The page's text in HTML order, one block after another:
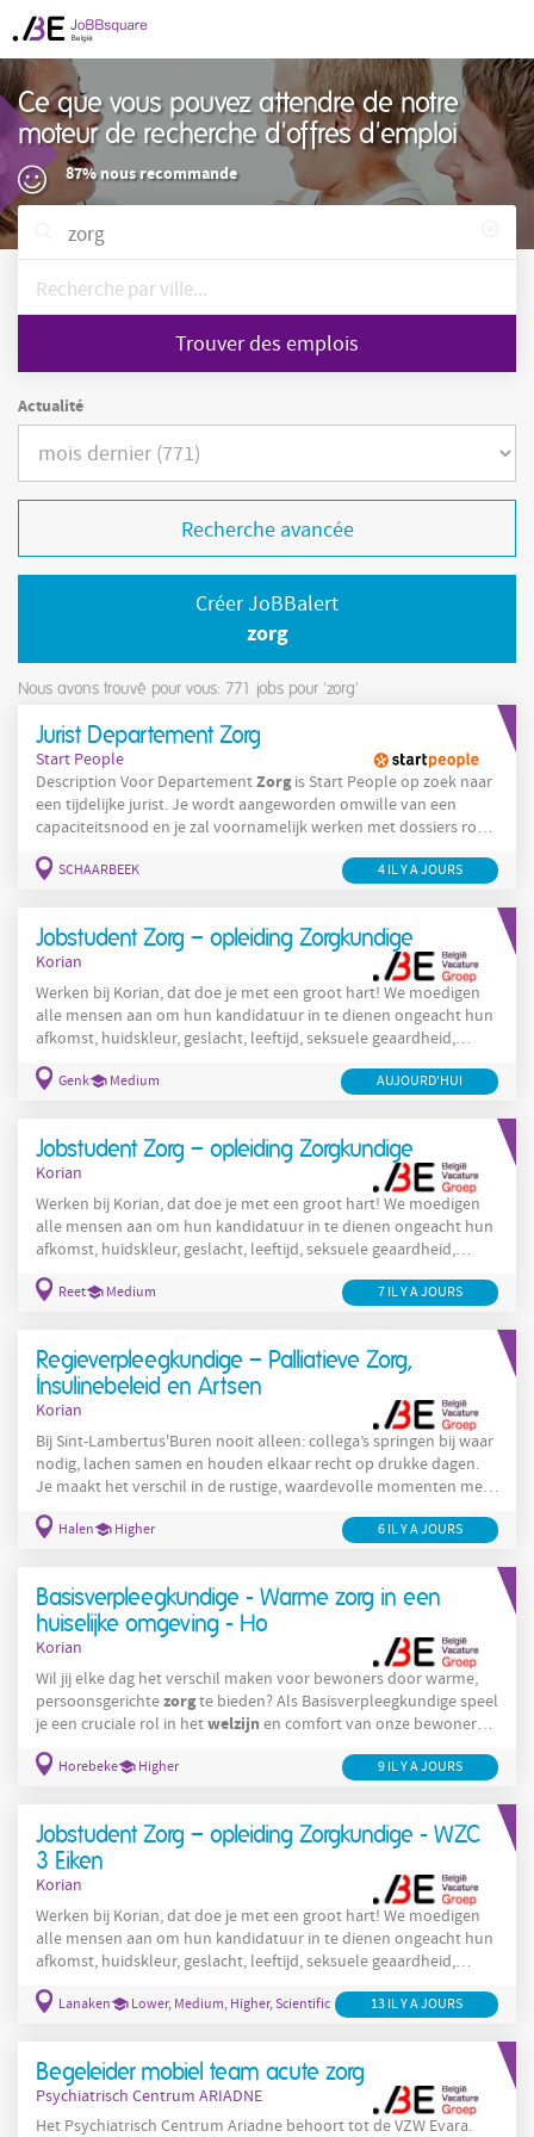
Ce que vous pouvez attendre de notre
moteur de recherche d'offres d'emploi
87% nous recommande
Trouver des emplois
Actualité
Recherche avancée
Créer JoBBalert
zorg
Nous avons trouvé pour vous: 771 jobs pour 'zorg'
Jurist Departement Zorg
Start People
Description Voor DepartementZorgis Start People op zoek naar
een tijdelijke jurist. Je wordt aangeworden omwille van een
capaciteitsnood en je zal voornamelijk werken met dossiers rond
De continue werking van de organisatie mee helpen verzekeren.
SCHAARBEEK 4 IL Y A JOURS
Jobstudent Zorg – opleiding Zorgkundige
Korian
Werken bij Korian, dat doe je met een groot hart! We moedigen
alle mensen aan om hun kandidatuur in te dienen ongeacht hun
afkomst, huidskleur, geslacht, leeftijd, seksuele geaardheid,
filosofische overtuiging, handicap, ... Indien je aangepaste
accommodatie nodig heeft, wat jouw handicap ook is, voor de
grootste zorgaanbieders in België in de
Genk Medium AUJOURD'HUI
Jobstudent Zorg – opleiding Zorgkundige
Korian
Werken bij Korian, dat doe je met een groot hart! We moedigen
alle mensen aan om hun kandidatuur in te dienen ongeacht hun
afkomst, huidskleur, geslacht, leeftijd, seksuele geaardheid,
filosofische overtuiging, handicap, ... Indien je aangepaste
accommodatie nodig heeft, wat jouw handicap ook is, voor de
grootste zorgaanbieders in België in de
Reet Medium 7 IL Y A JOURS
Regieverpleegkundige – Palliatieve Zorg,
Insulinebeleid en Artsen
Korian
Bij Sint-Lambertus'Buren nooit alleen: collega’s springen bij waar
nodig, lachen samen en houden elkaar recht op drukke dagen.
Je maakt het verschil in de rustige, waardevolle momenten met
bewoners. Precies wat werken in de ouderenzorg zo betekenisvol
maakt. Ontdek hier hoe jij jouw talent kan inzetten in een huis
iedereen gelijke kansen. We verwelkomen
Halen Higher 6 IL Y A JOURS
Basisverpleegkundige - Warme zorg in een
huiselijke omgeving - Ho
Korian
Wil jij elke dag het verschil maken voor bewoners door warme,
persoonsgerichtezorgte bieden? Als Basisverpleegkundige speel
je een cruciale rol in hetwelzijn en comfort van onze bewoners.
Je komt terecht in een betrokken en multidisciplinair team waar
samenwerking, kwaliteit van
en menselijkheid centraal
Horebeke Higher 9 IL Y A JOURS
Jobstudent Zorg – opleiding Zorgkundige - WZC
3 Eiken
Korian
Werken bij Korian, dat doe je met een groot hart! We moedigen
alle mensen aan om hun kandidatuur in te dienen ongeacht hun
afkomst, huidskleur, geslacht, leeftijd, seksuele geaardheid,
accommodatie nodig heeft, wat jouw handicap ook is, voor de
grootste zorgaanbieders in België in de
Lanaken Lower, Medium, Higher, Scientific 13 IL Y A JOURS
Begeleider mobiel team acute zorg
Psychiatrisch Centrum ARIADNE
Het Psychiatrisch Centrum Ariadne behoort tot de VZW Evara.